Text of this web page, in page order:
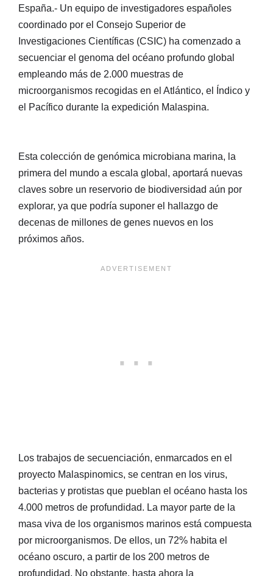
España.- Un equipo de investigadores españoles
coordinado por el Consejo Superior de
Investigaciones Científicas (CSIC) ha comenzado a
secuenciar el genoma del océano profundo global
empleando más de 2.000 muestras de
microorganismos recogidas en el Atlántico, el Índico y
el Pacífico durante la expedición Malaspina.
Esta colección de genómica microbiana marina, la
primera del mundo a escala global, aportará nuevas
claves sobre un reservorio de biodiversidad aún por
explorar, ya que podría suponer el hallazgo de
decenas de millones de genes nuevos en los
próximos años.
Los trabajos de secuenciación, enmarcados en el
proyecto Malaspinomics, se centran en los virus,
bacterias y protistas que pueblan el océano hasta los
4.000 metros de profundidad. La mayor parte de la
masa viva de los organismos marinos está compuesta
por microorganismos. De ellos, un 72% habita el
océano oscuro, a partir de los 200 metros de
profundidad. No obstante, hasta ahora la